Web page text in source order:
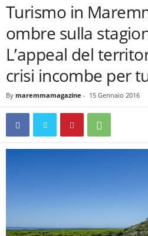
Turismo in
ombre sulla
L’appeal del
crisi incombe per
By maremmamagazine - 15 Gennaio 2016